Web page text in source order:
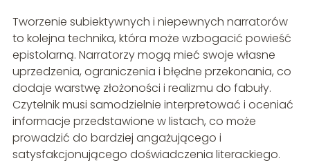
Tworzenie subiektywnych i niepewnych narratorów
to kolejna technika, która może wzbogacić powieść
epistolarną. Narratorzy mogą mieć swoje własne
uprzedzenia, ograniczenia i błędne przekonania, co
dodaje warstwę złożoności i realizmu do fabuły.
Czytelnik musi samodzielnie interpretować i oceniać
informacje przedstawione w listach, co może
prowadzić do bardziej angażującego i
satysfakcjonującego doświadczenia literackiego.